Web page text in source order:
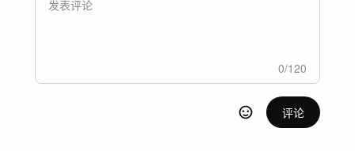
0/120
评论